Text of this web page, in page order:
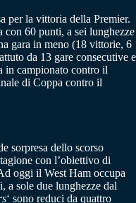
per la vittoria della Premier.
60 punti, a sei lunghezze
gara in meno (18 vittorie, 6
da 13 gare consecutive e
in campionato contro il
di Coppa contro il
sorpresa dello scorso
con l’obiettivo di
oggi il West Ham occupa
a sole due lunghezze dal
‘ sono reduci da quattro